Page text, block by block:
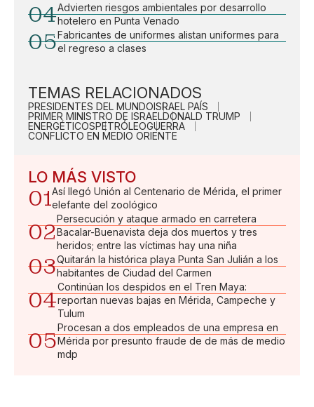
04Advierten riesgos ambientales por desarrollo
hotelero en Punta Venado
05Fabricantes de uniformes alistan uniformes para
el regreso a clases
TEMAS RELACIONADOS
PRESIDENTES DEL MUNDOISRAEL PAÍS
PRIMER MINISTRO DE ISRAELDONALD TRUMP
ENERGÉTICOSPETRÓLEOGUERRA
CONFLICTO EN MEDIO ORIENTE
LO MÁS VISTO
01Así llegó Unión al Centenario de Mérida, el primer
elefante del zoológico
02
Persecución y ataque armado en carretera
Bacalar-Buenavista deja dos muertos y tres
heridos; entre las víctimas hay una niña
03Quitarán la histórica playa Punta San Julián a los
habitantes de Ciudad del Carmen
04
Continúan los despidos en el Tren Maya:
reportan nuevas bajas en Mérida, Campeche y
Tulum
05
Procesan a dos empleados de una empresa en
Mérida por presunto fraude de de más de medio
mdp